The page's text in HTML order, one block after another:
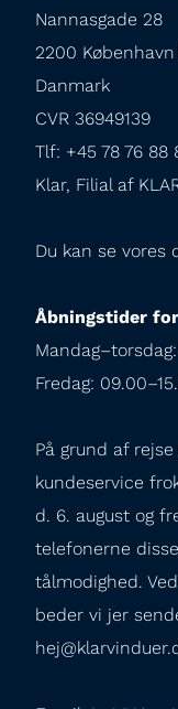
Nannasgade 28
2200 København
Danmark
CVR 36949139
Tlf: +45 78 76 88
Klar, Filial af
Du kan se vores
Åbningstider
Fredag:
På grund af
kundeservice
d. 6. august og
telefonerne
tålmodighed.
beder vi jer